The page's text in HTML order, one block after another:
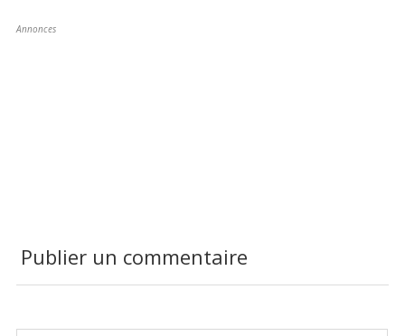
Annonces
Publier un commentaire